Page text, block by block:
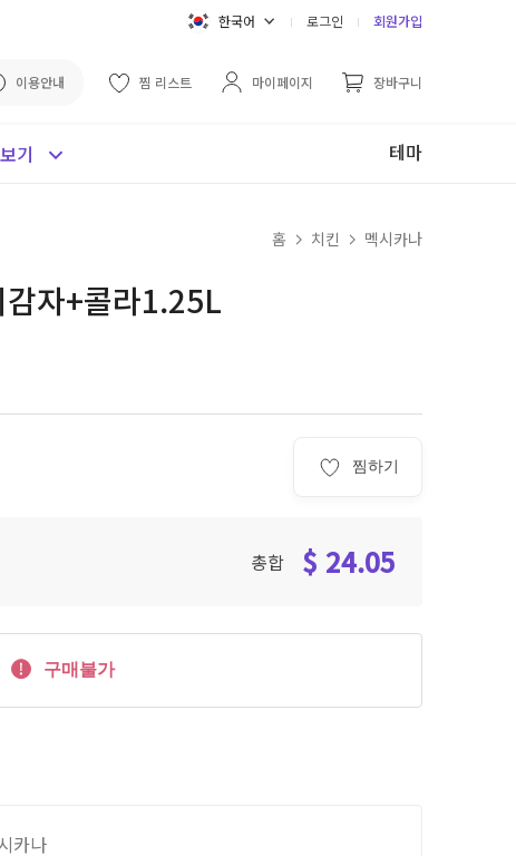
한국어 로그인 회원가입
이용안내 찜 리스트 마이페이지 장바구니
기 테마
홈 치킨 멕시카나
자+콜라1.25L
찜하기
총합 $ 24.05
구매불가
카나